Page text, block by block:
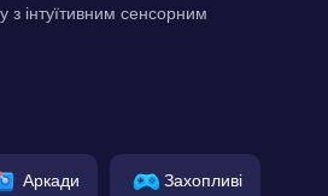
з інтуїтивним сенсорним
Аркади Захопливі